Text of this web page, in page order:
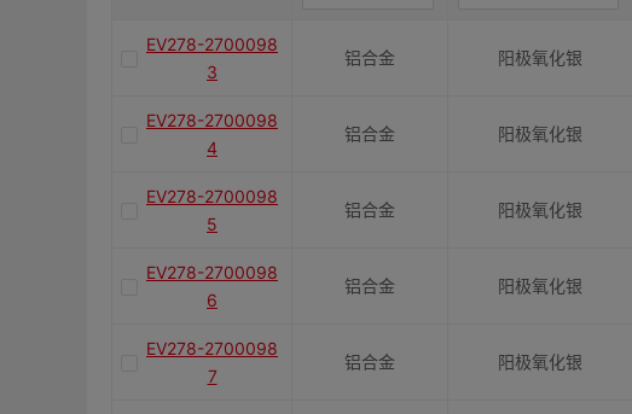
容许扭矩(N·m)
J(紧固螺栓扭矩)N·m
EV278-2700098
3
铝合金 阳极氧化银
EV278-2700098
4
铝合金 阳极氧化银
EV278-2700098
5
铝合金 阳极氧化银
EV278-2700098
6
铝合金 阳极氧化银
EV278-2700098
7
铝合金 阳极氧化银